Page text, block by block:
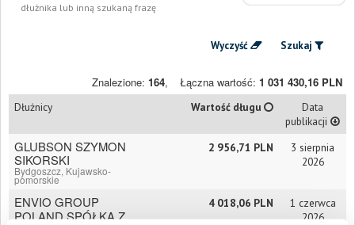
dłużnika lub inną szukaną frazę
Wyczyść Szukaj
Znalezione: 164, Łączna wartość: 1 031 430,16 PLN
Dłużnicy Wartość długu
Data
publikacji
GLUBSON SZYMON
SIKORSKI
Bydgoszcz, Kujawsko-
pomorskie
2 956,71 PLN
3 sierpnia
2026
ENVIO GROUP
POLAND SPÓŁKA Z
4 018,06 PLN
1 czerwca
2026